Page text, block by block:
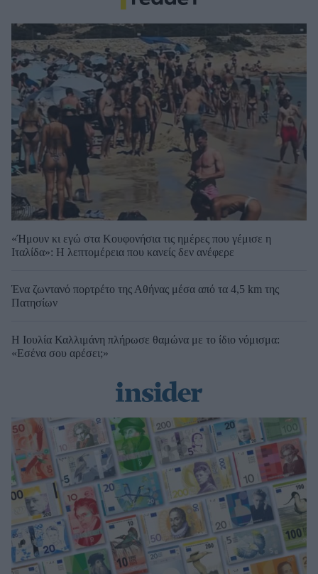
«Ήμουν κι εγώ στα Κουφονήσια τις ημέρες που γέμισε η
Ιταλίδα»: Η λεπτομέρεια που κανείς δεν ανέφερε
Ένα ζωντανό πορτρέτο της Αθήνας μέσα από τα 4,5 km της
Πατησίων
Η Ιουλία Καλλιμάνη πλήρωσε θαμώνα με το ίδιο νόμισμα:
«Εσένα σου αρέσει;»